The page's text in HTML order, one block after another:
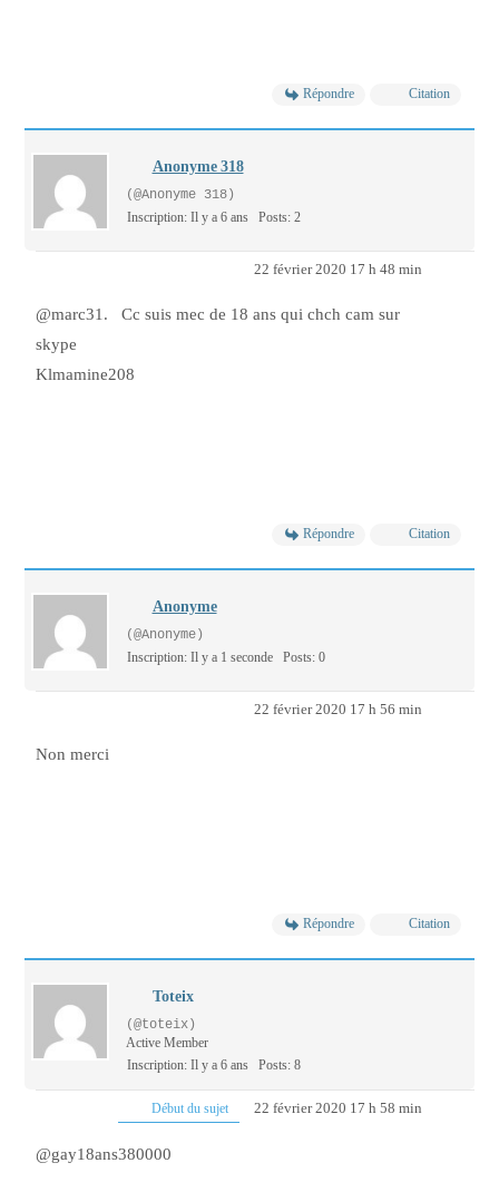
Répondre Citation
Anonyme 318
(@Anonyme 318)
Inscription: Il y a 6 ans Posts: 2
22 février 2020 17 h 48 min
@marc31. Cc suis mec de 18 ans qui chch cam sur
skype
Klmamine208
Répondre Citation
Anonyme
(@Anonyme)
Inscription: Il y a 1 seconde Posts: 0
22 février 2020 17 h 56 min
Non merci
Répondre Citation
Toteix
(@toteix)
Active Member
Inscription: Il y a 6 ans Posts: 8
Début du sujet 22 février 2020 17 h 58 min
@gay18ans380000